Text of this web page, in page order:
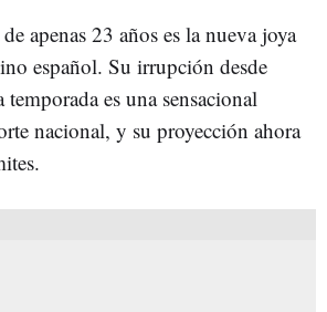
apenas 23 años es la nueva joya
español. Su irrupción desde
temporada es una sensacional
nacional, y su proyección ahora